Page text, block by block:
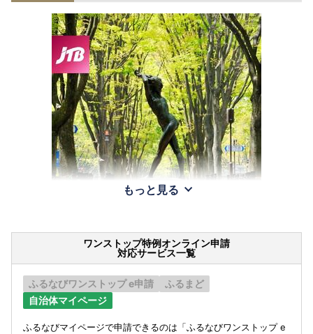
もっと見る
ワンストップ特例オンライン申請
対応サービス一覧
ふるなびワンストップ e申請
ふるまど
自治体マイページ
ふるなびマイページで申請できるのは「ふるなびワンストップ e